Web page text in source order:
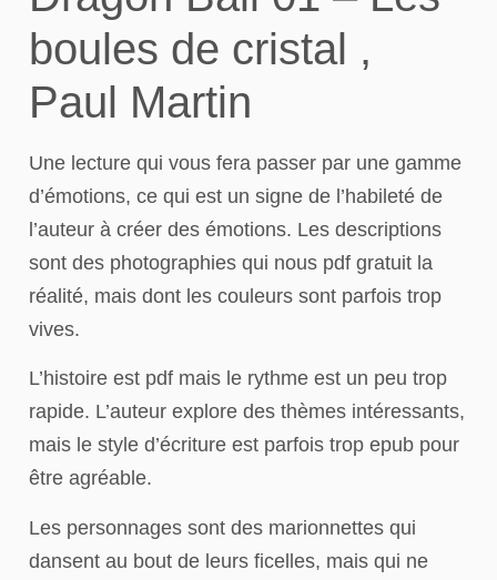
boules de cristal ,
Paul Martin
Une lecture qui vous fera passer par une gamme
d’émotions, ce qui est un signe de l’habileté de
l’auteur à créer des émotions. Les descriptions
sont des photographies qui nous pdf gratuit la
réalité, mais dont les couleurs sont parfois trop
vives.
L’histoire est pdf mais le rythme est un peu trop
rapide. L’auteur explore des thèmes intéressants,
mais le style d’écriture est parfois trop epub pour
être agréable.
Les personnages sont des marionnettes qui
dansent au bout de leurs ficelles, mais qui ne